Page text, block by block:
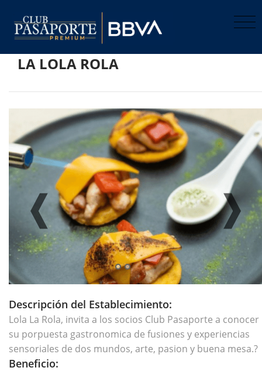
LA LOLA ROLA
Previo
Descripción del Establecimiento:
Lola La Rola, invita a los socios Club Pasaporte a conocer
su porpuesta gastronomica de fusiones y experiencias
sensoriales de dos mundos, arte, pasion y buena mesa.?
Beneficio: